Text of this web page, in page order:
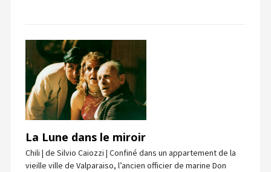
La Lune dans le miroir
Chili | de Silvio Caiozzi | Confiné dans un appartement de la
vieille ville de Valparaiso, l’ancien officier de marine Don